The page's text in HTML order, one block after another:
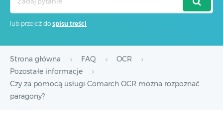
lub przejdź do spisu treści
Strona główna FAQ
OCR
Pozostałe informacje
Czy za pomocą usługi Comarch OCR można rozpoznać
paragony?